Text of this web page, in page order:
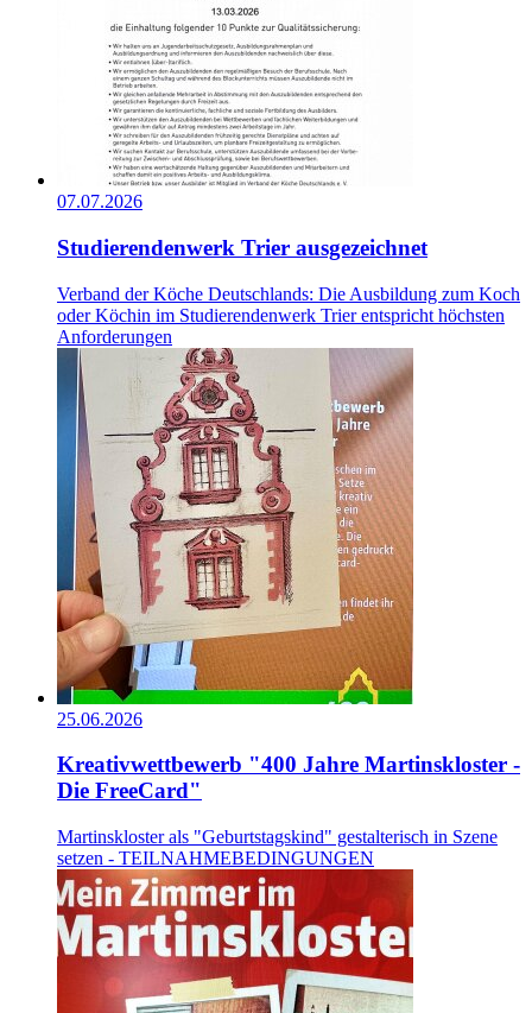
07.07.2026
Studierendenwerk Trier ausgezeichnet
Verband der Köche Deutschlands: Die Ausbildung zum Koch
oder Köchin im Studierendenwerk Trier entspricht höchsten
Anforderungen
25.06.2026
Kreativwettbewerb "400 Jahre Martinskloster -
Die FreeCard"
Martinskloster als "Geburtstagskind" gestalterisch in Szene
setzen - TEILNAHMEBEDINGUNGEN